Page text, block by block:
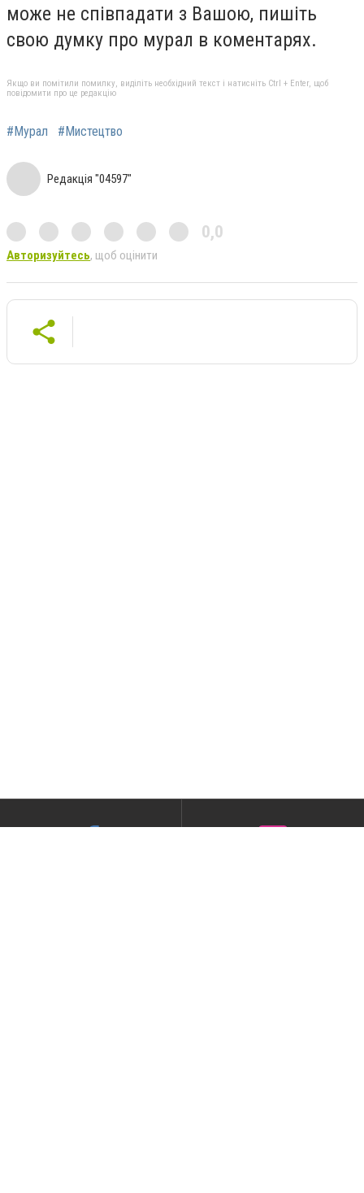
може не співпадати з Вашою, пишіть
свою думку про мурал в коментарях.
Якщо ви помітили помилку, виділіть необхідний текст і натисніть Ctrl + Enter, щоб
повідомити про це редакцію
#Мурал #Мистецтво
Редакція "04597"
0,0
Авторизуйтесь, щоб оцінити